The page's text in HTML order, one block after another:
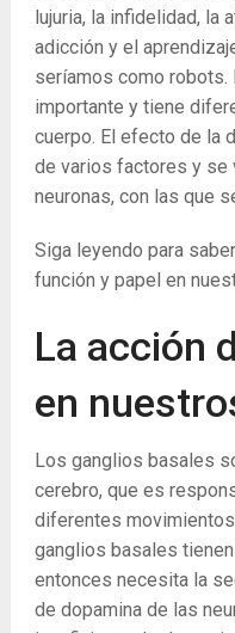
lujuria, la infidelidad, la
adicción y el
seríamos como robots.
importante y tiene
cuerpo. El efecto de la
de varios factores y
neuronas, con las que
Siga leyendo para
función y papel en
La acción
en
Los ganglios basales
cerebro, que es
diferentes
ganglios basales
entonces necesita la
de dopamina de las